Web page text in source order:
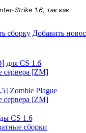
Strike 1.6, так как
сборку Добавить
для CS 1.6
сервера [ZM]
Zombie Plague
сервера [ZM]
CS 1.6
сборки